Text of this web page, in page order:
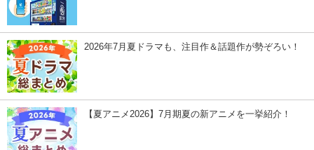
2026年7月夏ドラマも、注目作＆話題作が勢ぞろい！
【夏アニメ2026】7月期夏の新アニメを一挙紹介！